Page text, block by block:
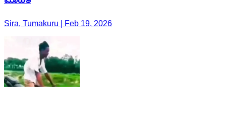
Sira, Tumakuru | Feb 19, 2026